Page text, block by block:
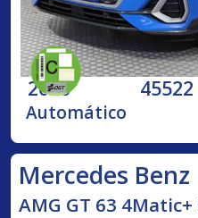
2020
Automático
Mercedes Benz
AMG GT 63 4Matic+